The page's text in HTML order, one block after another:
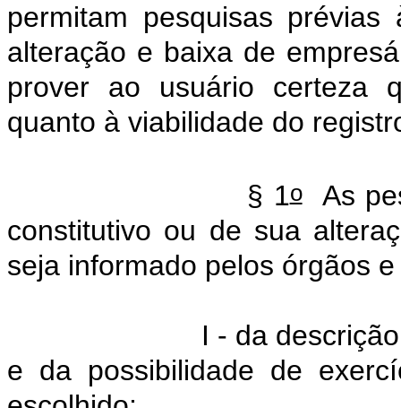
permitam pesquisas
alteração e baixa de
prover ao usuário certeza
quanto à viabilidade do
§ 1oAs
constitutivo ou de sua
seja informado pelos órgãos
I - da
e da possibilidade de